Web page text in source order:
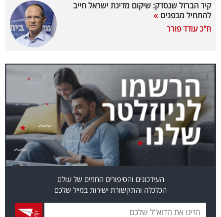
ניוזלטרים
מייל
אדום
אחרינו:
קיר הברזל שנסדק: שיקום מדינת ישראל חייב
להתחיל מבפנים
ח"כ עודד פורר
העידכונים והסיפורים החמים של עולם
הכלכלה והתקשורת ישירות במייל שלכם